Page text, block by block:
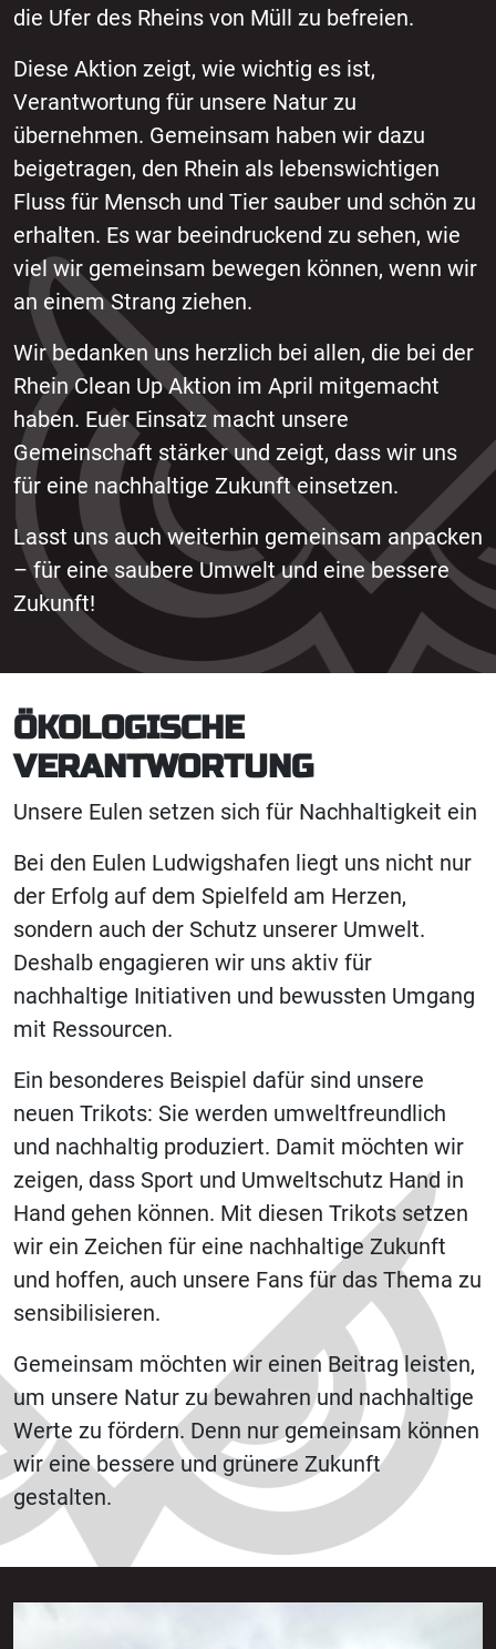
die Ufer des Rheins von Müll zu befreien.
Diese Aktion zeigt, wie wichtig es ist,
Verantwortung für unsere Natur zu
übernehmen. Gemeinsam haben wir dazu
beigetragen, den Rhein als lebenswichtigen
Fluss für Mensch und Tier sauber und schön zu
erhalten. Es war beeindruckend zu sehen, wie
viel wir gemeinsam bewegen können, wenn wir
an einem Strang ziehen.
Wir bedanken uns herzlich bei allen, die bei der
Rhein Clean Up Aktion im April mitgemacht
haben. Euer Einsatz macht unsere
Gemeinschaft stärker und zeigt, dass wir uns
für eine nachhaltige Zukunft einsetzen.
Lasst uns auch weiterhin gemeinsam anpacken
– für eine saubere Umwelt und eine bessere
Zukunft!
ÖKOLOGISCHE
VERANTWORTUNG
Unsere Eulen setzen sich für Nachhaltigkeit ein
Bei den Eulen Ludwigshafen liegt uns nicht nur
der Erfolg auf dem Spielfeld am Herzen,
sondern auch der Schutz unserer Umwelt.
Deshalb engagieren wir uns aktiv für
nachhaltige Initiativen und bewussten Umgang
mit Ressourcen.
Ein besonderes Beispiel dafür sind unsere
neuen Trikots: Sie werden umweltfreundlich
und nachhaltig produziert. Damit möchten wir
zeigen, dass Sport und Umweltschutz Hand in
Hand gehen können. Mit diesen Trikots setzen
wir ein Zeichen für eine nachhaltige Zukunft
und hoffen, auch unsere Fans für das Thema zu
sensibilisieren.
Gemeinsam möchten wir einen Beitrag leisten,
um unsere Natur zu bewahren und nachhaltige
Werte zu fördern. Denn nur gemeinsam können
wir eine bessere und grünere Zukunft
gestalten.